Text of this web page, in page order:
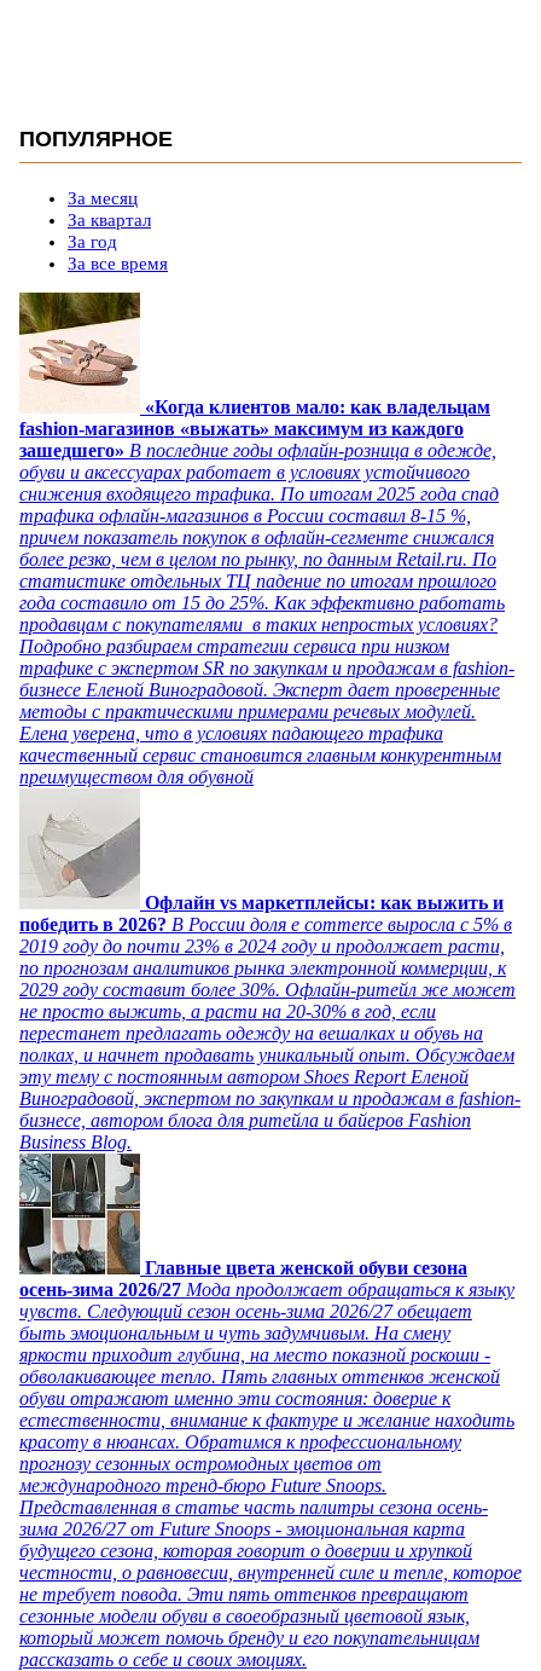
ПОПУЛЯРНОЕ
За месяц
За квартал
За год
За все время
«Когда клиентов мало: как владельцам
fashion-магазинов «выжать» максимум из каждого
зашедшего» В последние годы офлайн-розница в одежде,
обуви и аксессуарах работает в условиях устойчивого
снижения входящего трафика. По итогам 2025 года спад
трафика офлайн-магазинов в России составил 8-15 %,
причем показатель покупок в офлайн-сегменте снижался
более резко, чем в целом по рынку, по данным Retail.ru. По
статистике отдельных ТЦ падение по итогам прошлого
года составило от 15 до 25%. Как эффективно работать
продавцам с покупателями в таких непростых условиях?
Подробно разбираем стратегии сервиса при низком
трафике с экспертом SR по закупкам и продажам в fashion-
бизнесе Еленой Виноградовой. Эксперт дает проверенные
методы с практическими примерами речевых модулей.
Елена уверена, что в условиях падающего трафика
качественный сервис становится главным конкурентным
преимуществом для обувной
Офлайн vs маркетплейсы: как выжить и
победить в 2026? В России доля e commerce выросла с 5% в
2019 году до почти 23% в 2024 году и продолжает расти,
по прогнозам аналитиков рынка электронной коммерции, к
2029 году составит более 30%. Офлайн-ритейл же может
не просто выжить, а расти на 20-30% в год, если
перестанет предлагать одежду на вешалках и обувь на
полках, и начнет продавать уникальный опыт. Обсуждаем
эту тему с постоянным автором Shoes Report Еленой
Виноградовой, экспертом по закупкам и продажам в fashion-
бизнесе, автором блога для ритейла и байеров Fashion
Business Blog.
Главные цвета женской обуви сезона
осень-зима 2026/27 Мода продолжает обращаться к языку
чувств. Следующий сезон осень-зима 2026/27 обещает
быть эмоциональным и чуть задумчивым. На смену
яркости приходит глубина, на место показной роскоши -
обволакивающее тепло. Пять главных оттенков женской
обуви отражают именно эти состояния: доверие к
естественности, внимание к фактуре и желание находить
красоту в нюансах. Обратимся к профессиональному
прогнозу сезонных остромодных цветов от
международного тренд-бюро Future Snoops.
Представленная в статье часть палитры сезона осень-
зима 2026/27 от Future Snoops - эмоциональная карта
будущего сезона, которая говорит о доверии и хрупкой
честности, о равновесии, внутренней силе и тепле, которое
не требует повода. Эти пять оттенков превращают
сезонные модели обуви в своеобразный цветовой язык,
который может помочь бренду и его покупательницам
рассказать о себе и своих эмоциях.